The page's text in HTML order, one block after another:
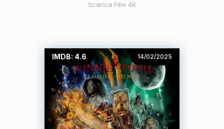
Scarica Film 4K
IMDB: 4.6 14/02/2025